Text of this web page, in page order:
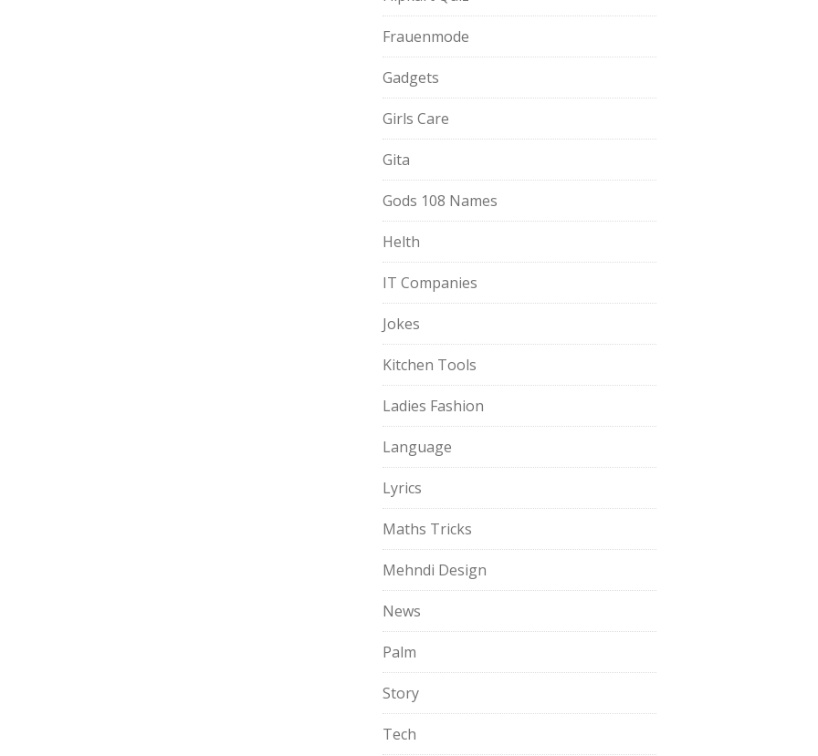
Frauenmode
Gadgets
Girls Care
Gita
Gods 108 Names
Helth
IT Companies
Jokes
Kitchen Tools
Ladies Fashion
Language
Lyrics
Maths Tricks
Mehndi Design
News
Palm
Story
Tech